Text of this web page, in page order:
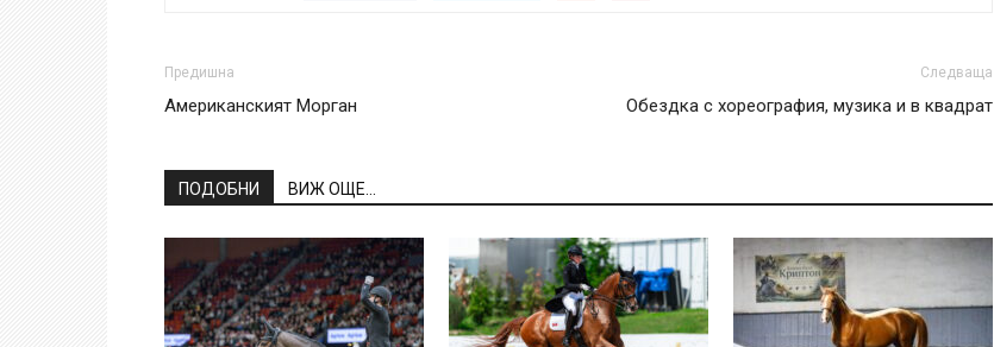
Предишна
Американският Морган
Следваща
Обездка с хореография, музика и в квадрат
ПОДОБНИ ВИЖ ОЩЕ...